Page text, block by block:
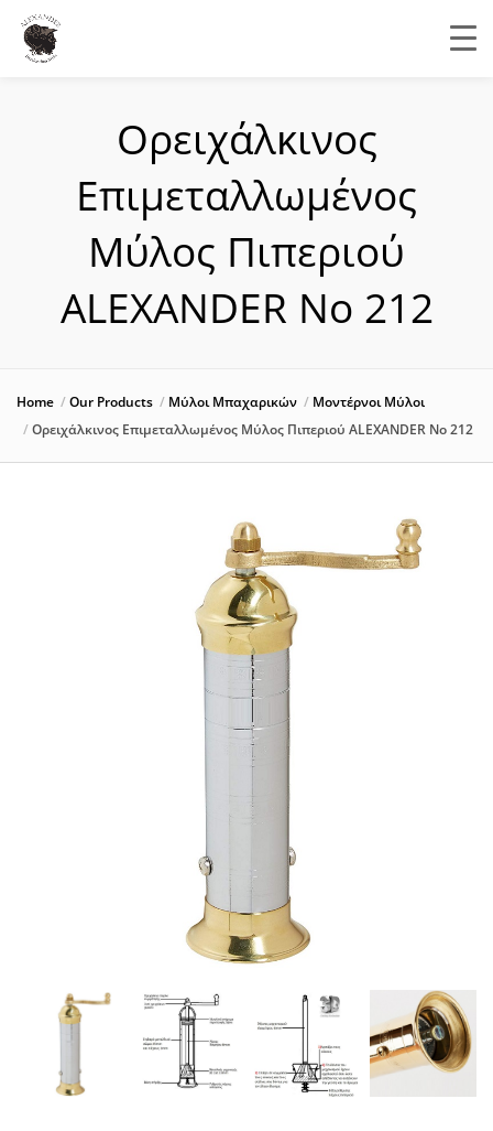
Ορειχάλκινος
Επιμεταλλωμένος
Μύλος Πιπεριού
ALEXANDER Νο 212
Home Our Products Μύλοι Μπαχαρικών
Μοντέρνοι Μύλοι
Ορειχάλκινος Επιμεταλλωμένος Μύλος Πιπεριού ALEXANDER Νο 212